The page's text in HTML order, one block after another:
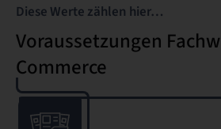
Diese Werte zählen hier…
Voraussetzungen
Commerce